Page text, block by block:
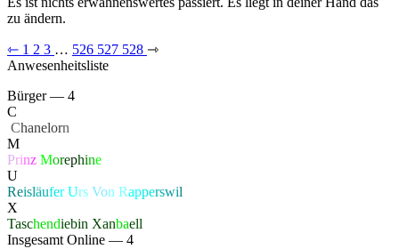
zu ändern.
⇽ 1 2 3 … 526 527 528 ⇾
Anwesenheitsliste
Bürger — 4
C
Chanelorn
M
Prinz Morephine
U
ReisläuferUrs Von Rapperswil
X
Taschendiebin Xanbaell
Insgesamt Online — 4